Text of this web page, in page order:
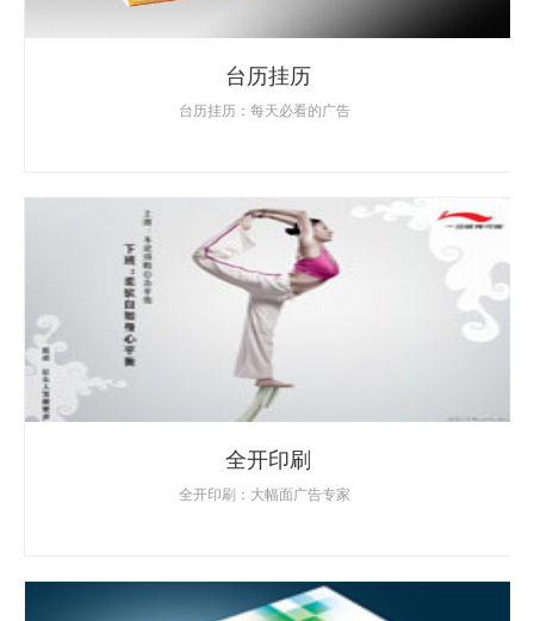
台历挂历
台历挂历：每天必看的广告
全开印刷
全开印刷：大幅面广告专家